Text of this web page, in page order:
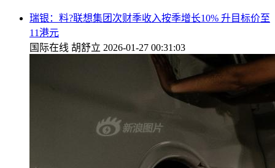
瑞银：料?联想集团次财季收入按季增长10% 升目标价至
11港元
国际在线 胡舒立 2026-01-27 00:31:03